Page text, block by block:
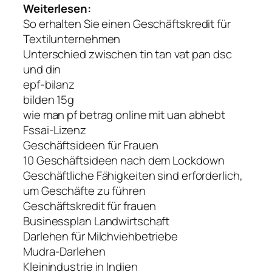
Weiterlesen:
So erhalten Sie einen Geschäftskredit für
Textilunternehmen
Unterschied zwischen tin tan vat pan dsc
und din
epf-bilanz
bilden 15g
wie man pf betrag online mit uan abhebt
Fssai-Lizenz
Geschäftsideen für Frauen
10 Geschäftsideen nach dem Lockdown
Geschäftliche Fähigkeiten sind erforderlich,
um Geschäfte zu führen
Geschäftskredit für frauen
Businessplan Landwirtschaft
Darlehen für Milchviehbetriebe
Mudra-Darlehen
Kleinindustrie in Indien